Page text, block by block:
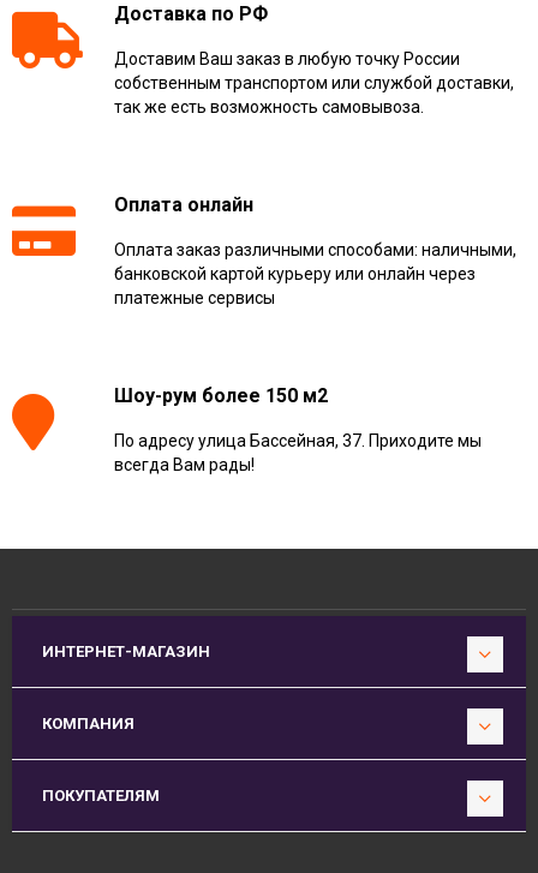
Доставка по РФ
Доставим Ваш заказ в любую точку России
собственным транспортом или службой доставки,
так же есть возможность самовывоза.
Оплата онлайн
Оплата заказ различными способами: наличными,
банковской картой курьеру или онлайн через
платежные сервисы
Шоу-рум более 150 м2
По адресу улица Бассейная, 37. Приходите мы
всегда Вам рады!
ИНТЕРНЕТ-МАГАЗИН
КОМПАНИЯ
ПОКУПАТЕЛЯМ